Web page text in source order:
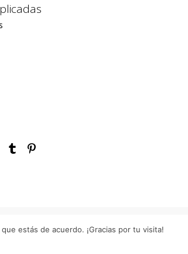
estás de acuerdo. ¡Gracias por tu visita!